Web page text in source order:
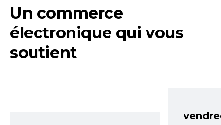
Un commerce
électronique qui vous
soutient